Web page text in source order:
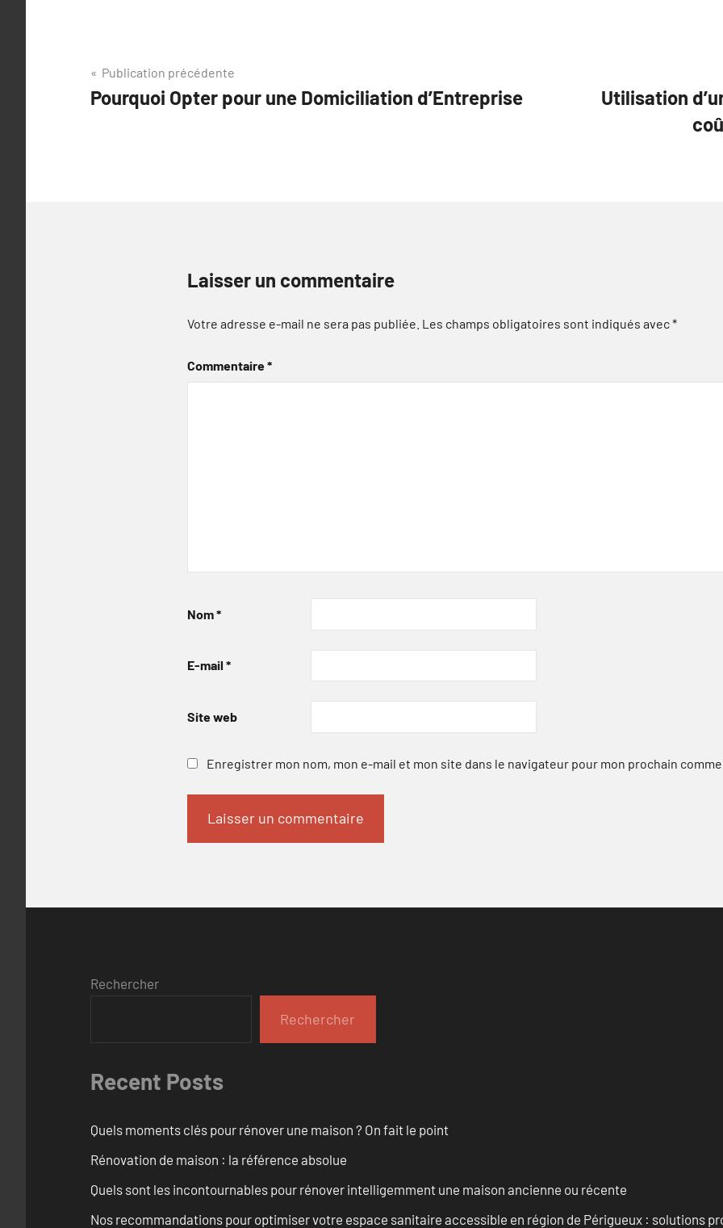
Navigation
de
Publication précédente
Pourquoi Opter pour une Domiciliation d’Entreprise
Utilisation
Laisser un commentaire
Votre adresse e-mail ne sera pas publiée. Les champs obligatoires sont indiqués avec*
Commentaire*
Nom*
E-mail *
Site web
Enregistrer mon nom, mon e-mail et mon site dans le navigateur pour mon prochain
Rechercher
Rechercher
Recent Posts
Quels moments clés pour rénover une maison ? On fait le point
Rénovation de maison : la référence absolue
Quels sont les incontournables pour rénover intelligemment une maison ancienne ou récente
Nos recommandations pour optimiser votre espace sanitaire accessible en région de Périgueux : solutions